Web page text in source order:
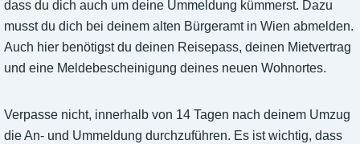
dass du dich auch um deine Ummeldung kümmerst. Dazu
musst du dich bei deinem alten Bürgeramt in Wien abmelden.
Auch hier benötigst du deinen Reisepass, deinen Mietvertrag
und eine Meldebescheinigung deines neuen Wohnortes.
Verpasse nicht, innerhalb von 14 Tagen nach deinem Umzug
die An- und Ummeldung durchzuführen. Es ist wichtig, dass